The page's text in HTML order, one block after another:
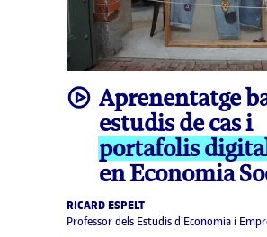
videoAprenentatge
estudis de cas i
portafolis
en Economia
RICARD ESPELT
Professor dels Estudis d'Economia i